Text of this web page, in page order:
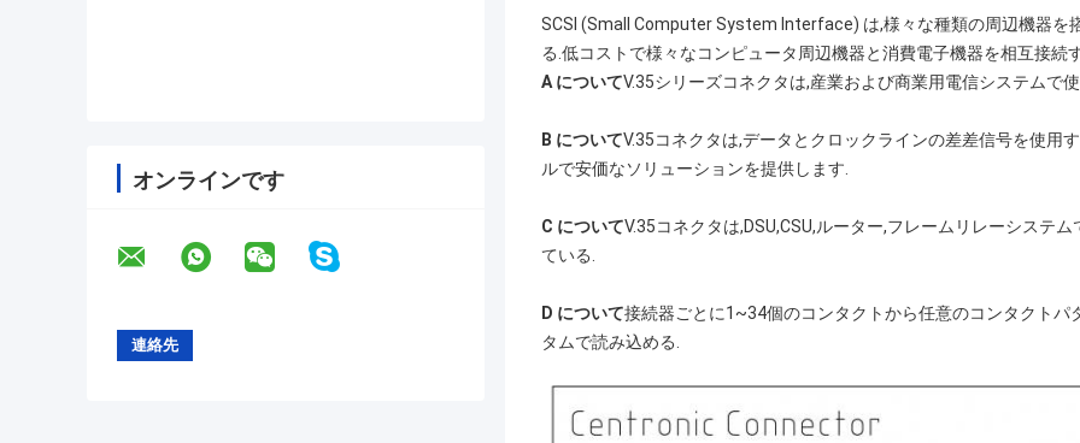
オンラインです
SCSI (Small Computer System Interface) は,様々な種類の周辺機器を
る.低コストで様々なコンピュータ周辺機器と消費電子機器を相互接続
A についてV.35シリーズコネクタは,産業および商業用電信システムで
B についてV.35コネクタは,データとクロックラインの差差信号を使用
ルで安価なソリューションを提供します.
C についてV.35コネクタは,DSU,CSU,ルーター,フレームリレーシステ
ている.
D について接続器ごとに1~34個のコンタクトから任意のコンタクト
タムで読み込める.